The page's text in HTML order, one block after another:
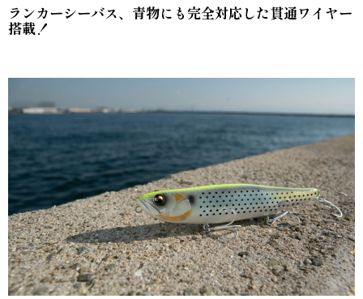
ランカーシーバス、青物にも完全対応した貫通ワイヤー
搭載！